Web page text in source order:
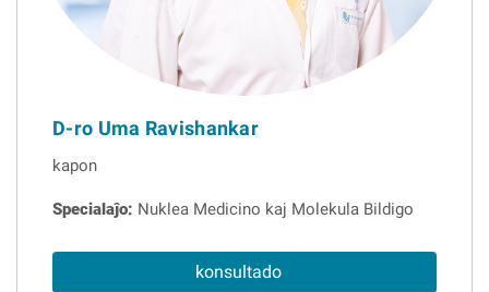
D-ro Uma Ravishankar
kapon
Specialaĵo: Nuklea Medicino kaj Molekula Bildigo
konsultado